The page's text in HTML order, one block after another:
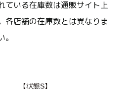
ている在庫数は通販サイト上
各店舗の在庫数とは異なりま
。
【状態S】